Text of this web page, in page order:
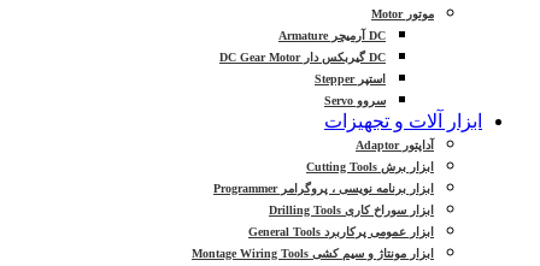
موتور Motor
DC آرمیچر Armature
DC گیربکس دار DC Gear Motor
استپر Stepper
سروو Servo
ابزار آلات و تجهیزات
آداپتور Adaptor
ابزار برش Cutting Tools
ابزار برنامه نویسی ، پروگرامر Programmer
ابزار سوراخ کاری Drilling Tools
ابزار عمومی پرکاربرد General Tools
ابزار مونتاژ و سیم کشی Montage Wiring Tools